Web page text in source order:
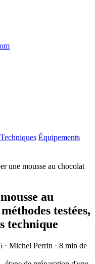
Techniques Équipements
une mousse au chocolat
au
testées,
technique
· Michel Perrin · 8 min de